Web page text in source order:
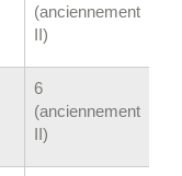
(anciennement
II)
6
(anciennement
II)